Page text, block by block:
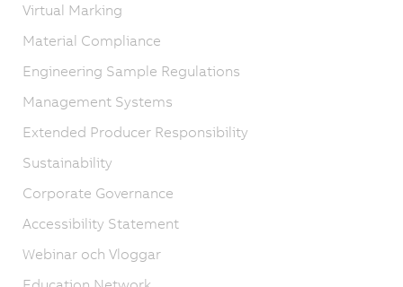
Virtual Marking
Material Compliance
Engineering Sample Regulations
Management Systems
Extended Producer Responsibility
Sustainability
Corporate Governance
Accessibility Statement
Webinar och Vloggar